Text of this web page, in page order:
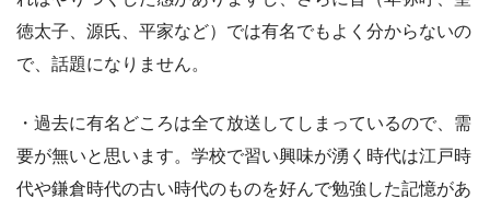
徳太子、源氏、平家など）では有名でもよく分からないの
で、話題になりません。
・過去に有名どころは全て放送してしまっているので、需
要が無いと思います。学校で習い興味が湧く時代は江戸時
代や鎌倉時代の古い時代のものを好んで勉強した記憶があ